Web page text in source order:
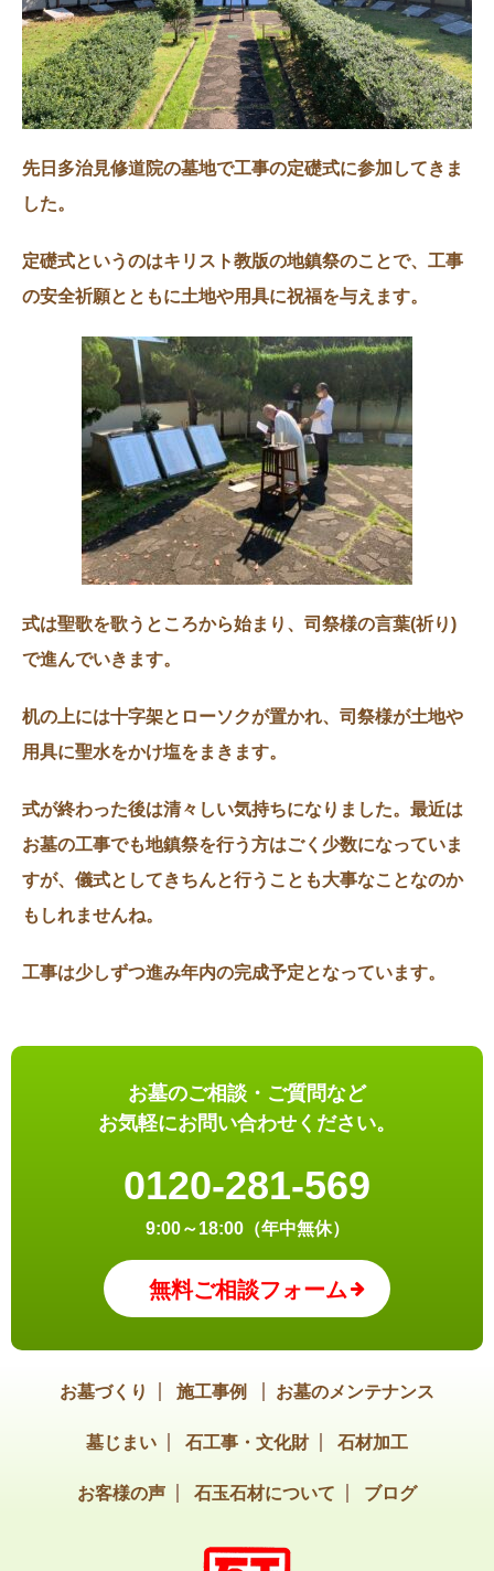
先日多治見修道院の墓地で工事の定礎式に参加してきま
した。
定礎式というのはキリスト教版の地鎮祭のことで、工事
の安全祈願とともに土地や用具に祝福を与えます。
式は聖歌を歌うところから始まり、司祭様の言葉(祈り)
で進んでいきます。
机の上には十字架とローソクが置かれ、司祭様が土地や
用具に聖水をかけ塩をまきます。
式が終わった後は清々しい気持ちになりました。最近は
お墓の工事でも地鎮祭を行う方はごく少数になっていま
すが、儀式としてきちんと行うことも大事なことなのか
もしれませんね。
工事は少しずつ進み年内の完成予定となっています。
お墓のご相談・ご質問など
お気軽にお問い合わせください。
0120-281-569
9:00～18:00（年中無休）
無料ご相談フォーム
お墓づくり 施工事例 お墓のメンテナンス
墓じまい 石工事・文化財 石材加工
お客様の声 石玉石材について ブログ